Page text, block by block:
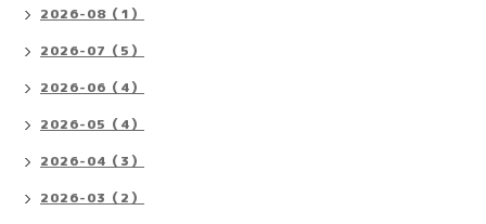
2026-08（1）
2026-07（5）
2026-06（4）
2026-05（4）
2026-04（3）
2026-03（2）